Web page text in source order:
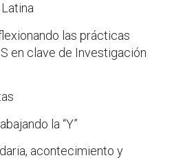
las prácticas
en clave de Investigación
la “Y”
acontecimiento y